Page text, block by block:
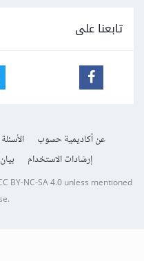
تابعنا على
عن أكاديمية حسوب
إرشادات الاستخدام
BY-NC-SA 4.0unless mentioned